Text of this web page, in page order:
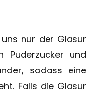
nur der Glasur
Puderzucker und
sodass eine
Falls die Glasur